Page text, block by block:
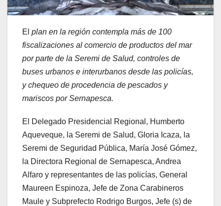
El plan en la región contempla más de 100
fiscalizaciones al comercio de productos del mar
por parte de la Seremi de Salud, controles de
buses urbanos e interurbanos desde las policías,
y chequeo de procedencia de pescados y
mariscos por Sernapesca.
El Delegado Presidencial Regional, Humberto
Aqueveque, la Seremi de Salud, Gloria Icaza, la
Seremi de Seguridad Pública, María José Gómez,
la Directora Regional de Sernapesca, Andrea
Alfaro y representantes de las policías, General
Maureen Espinoza, Jefe de Zona Carabineros
Maule y Subprefecto Rodrigo Burgos, Jefe (s) de